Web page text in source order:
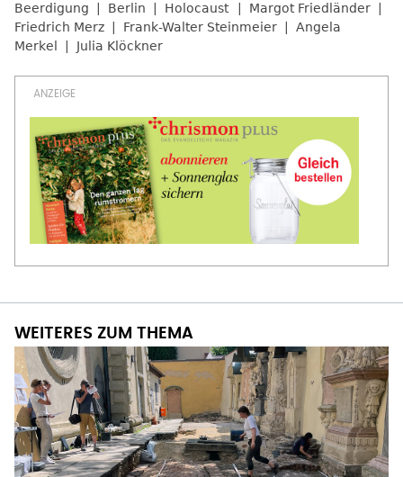
Beerdigung Berlin Holocaust
Margot Friedländer
Friedrich Merz
Frank-Walter Steinmeier
Angela
Merkel
Julia Klöckner
WEITERES ZUM THEMA